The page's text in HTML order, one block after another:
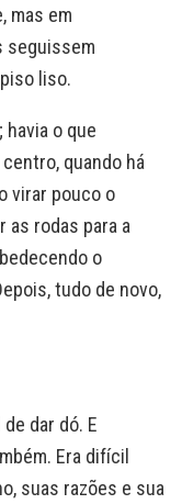
mas em
seguissem
liso.
havia o que
quando há
virar pouco o
as rodas para a
o
tudo de novo,
dar dó. E
Era difícil
suas razões e sua